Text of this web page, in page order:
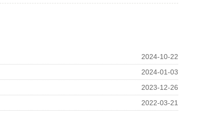
2024-10-22
2024-01-03
2023-12-26
2022-03-21